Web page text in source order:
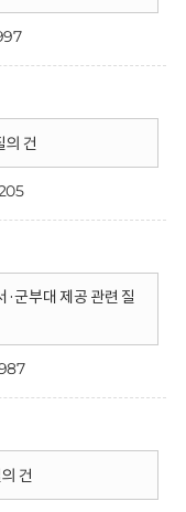
의 건
군부대 제공 관련 질
건